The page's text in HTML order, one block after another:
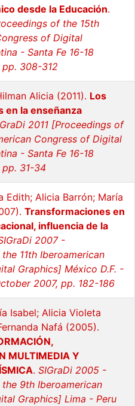
desde la Educación.
of the 15th
of Digital
- Santa Fe 16-18
pp. 308-312
Alicia (2011). Los
en la enseñanza
2011 [Proceedings of
Congress of Digital
- Santa Fe 16-18
pp. 31-34
Edith; Alicia Barrón; María
Transformaciones en
influencia de la
2007 -
11th Iberoamerican
Graphics] México D.F. -
2007, pp. 182-186
Isabel; Alicia Violeta
Nafá (2005).
MULTIMEDIA Y
. SIGraDi 2005 -
9th Iberoamerican
Graphics] Lima - Peru